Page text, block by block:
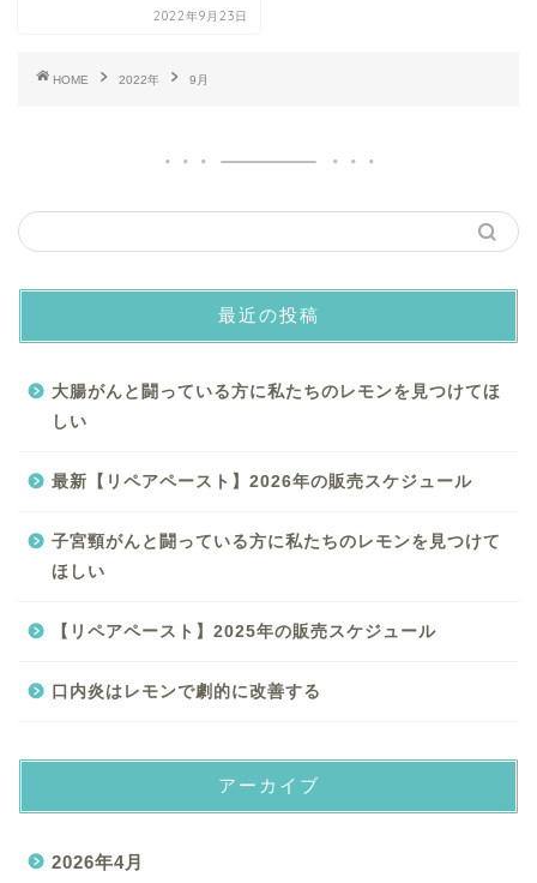
2022年9月23日
HOME 2022年 9月
最近の投稿
大腸がんと闘っている方に私たちのレモンを見つけてほ
しい
最新【リペアペースト】2026年の販売スケジュール
子宮頸がんと闘っている方に私たちのレモンを見つけて
ほしい
【リペアペースト】2025年の販売スケジュール
口内炎はレモンで劇的に改善する
アーカイブ
2026年4月